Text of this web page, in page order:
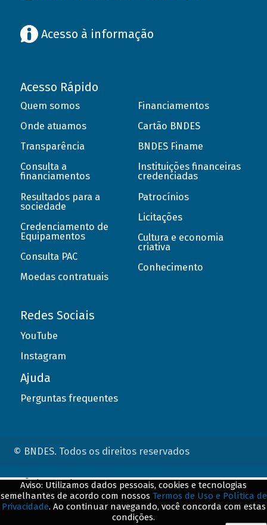
Acesso à informação
Acesso Rápido
Quem somos
Onde atuamos
Transparência
Consulta a
financiamentos
Resultados para a
sociedade
Credenciamento de
Equipamentos
Consulta PAC
Moedas contratuais
Financiamentos
Cartão BNDES
BNDES Finame
Instituições financeiras
credenciadas
Patrocínios
Licitações
Cultura e economia
criativa
Conhecimento
Redes Sociais
YouTube
Instagram
Ajuda
Perguntas frequentes
© BNDES. Todos os direitos reservados
Aviso: Utilizamos dados pessoais, cookies e tecnologias
semelhantes de acordo com nossos Termos de Uso e Política de
Privacidade. Ao continuar navegando, você concorda com estas
condições.
ConteÃºdo complementar
${title}${badge}